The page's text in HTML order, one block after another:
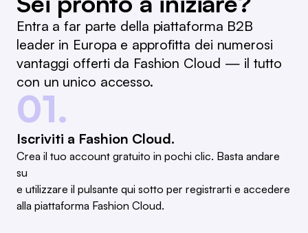
Entra a far parte della piattaforma B2B
leader in Europa e approfitta dei numerosi
vantaggi offerti da Fashion Cloud — il tutto
con un unico accesso.
01.
Iscriviti a Fashion Cloud.
Crea il tuo account gratuito in pochi clic. Basta andare
su
e utilizzare il pulsante qui sotto per registrarti e accedere
alla piattaforma Fashion Cloud.